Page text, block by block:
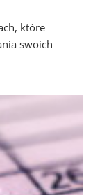
które
swoich